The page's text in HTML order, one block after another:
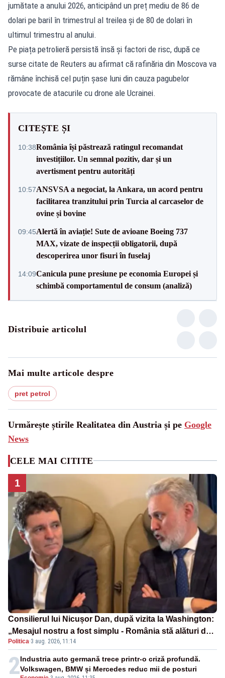
jumătate a anului 2026, anticipând un preț mediu de 86 de
dolari pe baril în trimestrul al treilea și de 80 de dolari în
ultimul trimestru al anului.
Pe piața petrolieră persistă însă și factori de risc, după ce
surse citate de Reuters au afirmat că rafinăria din Moscova va
rămâne închisă cel puțin șase luni din cauza pagubelor
provocate de atacurile cu drone ale Ucrainei.
CITEȘTE ȘI
10:38România își păstrează ratingul recomandat
investițiilor. Un semnal pozitiv, dar și un
avertisment pentru autorități
10:57ANSVSA a negociat, la Ankara, un acord pentru
facilitarea tranzitului prin Turcia al carcaselor de
ovine și bovine
09:45Alertă în aviație! Sute de avioane Boeing 737
MAX, vizate de inspecții obligatorii, după
descoperirea unor fisuri în fuselaj
14:09Canicula pune presiune pe economia Europei și
schimbă comportamentul de consum (analiză)
Distribuie articolul
Mai multe articole despre
pret petrol
Urmărește știrile Realitatea din Austria și pe Google
News
CELE MAI CITITE
1
Consilierul lui Nicușor Dan, după vizita la Washington:
„Mesajul nostru a fost simplu - România stă alături de
Statele Unite”
Politica·3 aug. 2026, 11:14
2Industria auto germană trece printr-o criză profundă.
Volkswagen, BMW și Mercedes reduc mii de posturi